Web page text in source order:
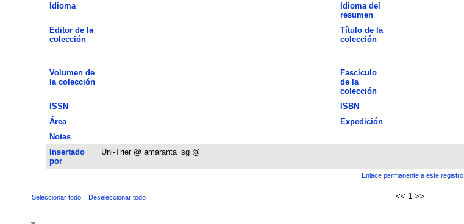
Idioma
Idioma del
resumen
Editor de la
colección
Título de la
colección
Volumen de
la colección
Fascículo
de la
colección
ISSN ISBN
Área
Expedición
Notas
Insertado
por
Uni-Trier @ amaranta_sg @
Enlace permanente a este registro
Seleccionar todo Deseleccionar todo << 1 >>